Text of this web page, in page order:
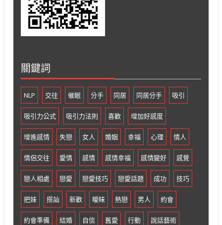
關鍵詞
NLP 交往 催眠 分手 同居 同居分手 吸引
吸引力公式 吸引力法則 喜歡 增加好感度
增進感情 失戀 女人 婚姻 幸福 心理 情人
情侶交往 愛情 感情 感情幸福 感情變好 感覺
戀人相處 戀愛 戀愛技巧 戀愛話題 成功 技巧
把妹 搭訕 新歡 曖昧 熱戀 男人 約會
約會準備 結婚 自信 舊愛 行動 說話藝術